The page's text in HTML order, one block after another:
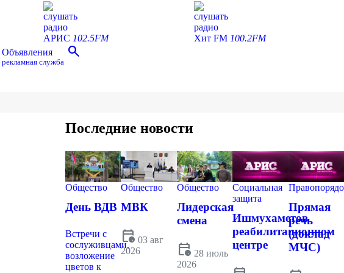
слушать
радио
АРИС 102.5FM
слушать
радио
Хит FM 100.2FM
Объявления
рекламная служба
search
Последние новости
Общество
День ВДВ
Встречи с
сослуживцами,
возложение
цветов к
Общество
МВК
calendar_clock 03 авг
2026
Общество
Лидерская
смена
calendar_clock 28 июль
2026
Социальная
защита
Ишмухаметов
реабилитационном
центре
Прямая
речь
(доклад
МЧС)